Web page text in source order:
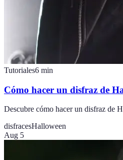
Tutoriales6 min
Cómo hacer un disfraz de
Descubre cómo hacer un disfraz de
disfracesHalloween
Aug 5